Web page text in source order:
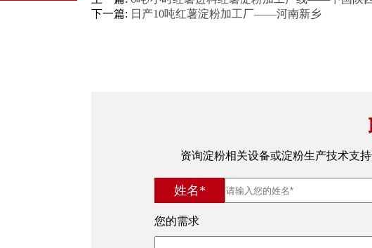
下一篇: 日产10吨红薯淀粉加工厂——河南新乡
资询淀粉相关设备或淀粉生产技术支
姓名*
您的需求